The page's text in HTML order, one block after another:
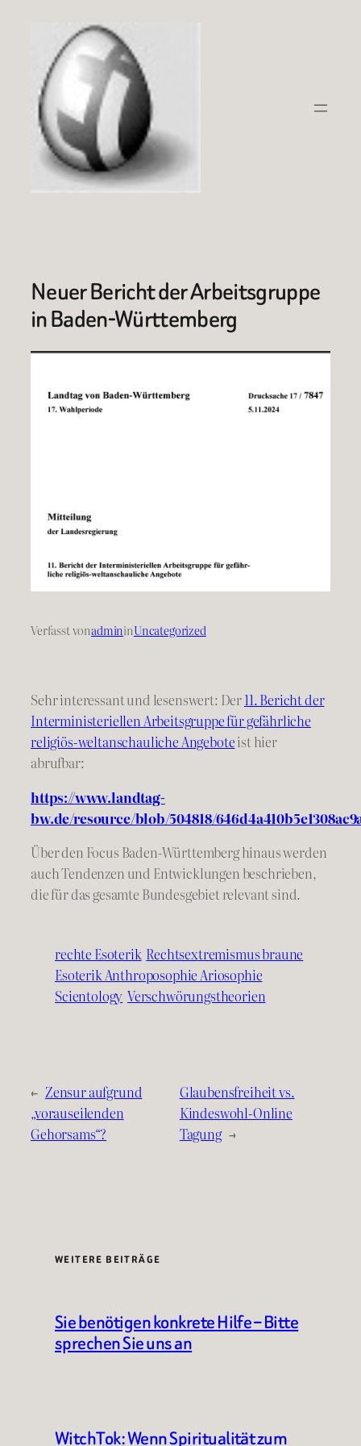
springen
Neuer Bericht der Arbeitsgruppe
in Baden-Württemberg
Verfasst vonadmininUncategorized
Sehr interessant und lesenswert: Der11. Bericht der
Interministeriellen Arbeitsgruppe für gefährliche
religiös-weltanschauliche Angeboteist hier
abrufbar:
https://www.landtag-
bw.de/resource/blob/504818/
Über den Focus Baden-Württemberg hinaus werden
auch Tendenzen und Entwicklungen beschrieben,
die für das gesamte Bundesgebiet relevant sind.
rechte Esoterik Rechtsextremismus braune
Esoterik Anthroposophie Ariosophie
Scientology Verschwörungstheorien
← Zensur aufgrund
„vorauseilenden
Gehorsams“?
Glaubensfreiheit vs.
Kindeswohl-Online
Tagung →
WEITERE BEITRÄGE
Sie benötigen konkrete Hilfe – Bitte
sprechen Sie uns an
WitchTok: Wenn Spiritualität zum